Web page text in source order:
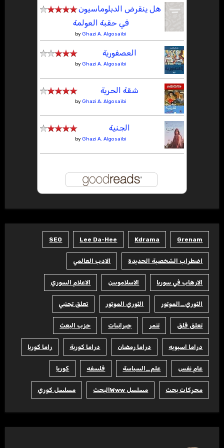
هل ينقرض الدبلوماسيون
في حقبة العولمة
by Ghazi A. Algosaibi
العصفورية
by Ghazi A. Algosaibi
شقة الحرية
by Ghazi A. Algosaibi
الجنية
by Ghazi A. Algosaibi
Grenam
Kdrama
Lee Da-Hee
SEO
اضطراب الشخصية الحديدة الادب العالمي
الارهاب في سوريا الاسلامويين الاعلام السوري
الثوري_الموتور الثوري الموتور تعلق تجنبي
تعلق قلق تنمر جبرانيات حزب البعث
دراما اسيويه دراما رمضان دراما كورية راما كوريا
عام نفس علم_السياسة فلسفه كوريا
محركات بحث مسلسل Wwwالبحث مسلسل كوري